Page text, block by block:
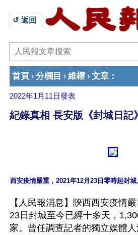
↺ 返回
首頁 › 分欄目 › 維權 › 文章 ：
2022年1月11日發表
紀錄真相 長安版《封城日記
【人民報消息】陝西西安疫情
23日封城至今已經十多天，
家。曾任調查記者的獨立媒體